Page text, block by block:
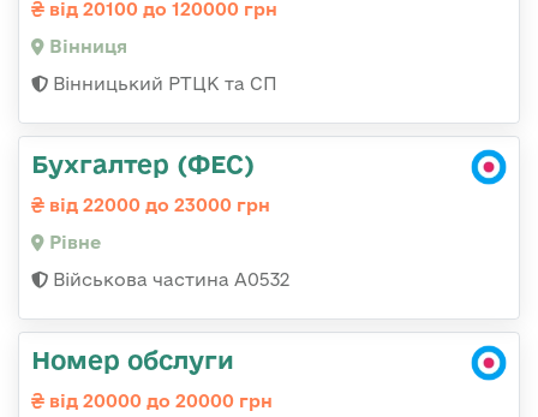
від 20100 до 120000 грн
Вінниця
Вінницький РТЦК та СП
Бухгалтер (ФЕС)
від 22000 до 23000 грн
Рівне
Військова частина А0532
Номер обслуги
від 20000 до 20000 грн